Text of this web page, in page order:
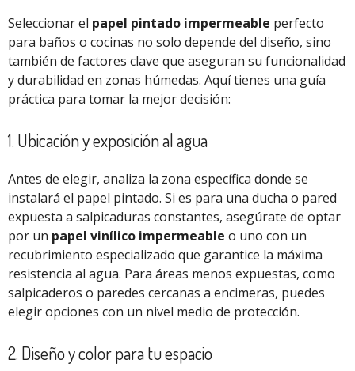
Seleccionar el papel pintado impermeable perfecto
para baños o cocinas no solo depende del diseño, sino
también de factores clave que aseguran su funcionalidad
y durabilidad en zonas húmedas. Aquí tienes una guía
práctica para tomar la mejor decisión:
1. Ubicación y exposición al agua
Antes de elegir, analiza la zona específica donde se
instalará el papel pintado. Si es para una ducha o pared
expuesta a salpicaduras constantes, asegúrate de optar
por un papel vinílico impermeable o uno con un
recubrimiento especializado que garantice la máxima
resistencia al agua. Para áreas menos expuestas, como
salpicaderos o paredes cercanas a encimeras, puedes
elegir opciones con un nivel medio de protección.
2. Diseño y color para tu espacio